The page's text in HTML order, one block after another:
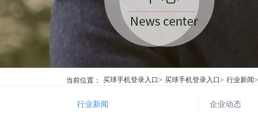
当前位置： 买球手机登录入口> 买球手机登录入口> 行业新闻>
行业新闻 企业动态